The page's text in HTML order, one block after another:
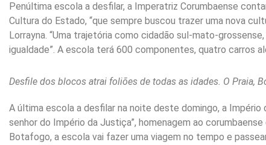
Penúltima escola a desfilar, a Imperatriz Corumbaense
Cultura do Estado, “que sempre buscou trazer uma nova
Lorrayna. “Uma trajetória como cidadão sul-mato-
igualdade”. A escola terá 600 componentes, quatro carros
Desfile dos blocos atrai foliões de todas as idades. O Praia,
A última escola a desfilar na noite deste domingo, a
senhor do Império da Justiça”, homenagem ao
Botafogo, a escola vai fazer uma viagem no tempo e